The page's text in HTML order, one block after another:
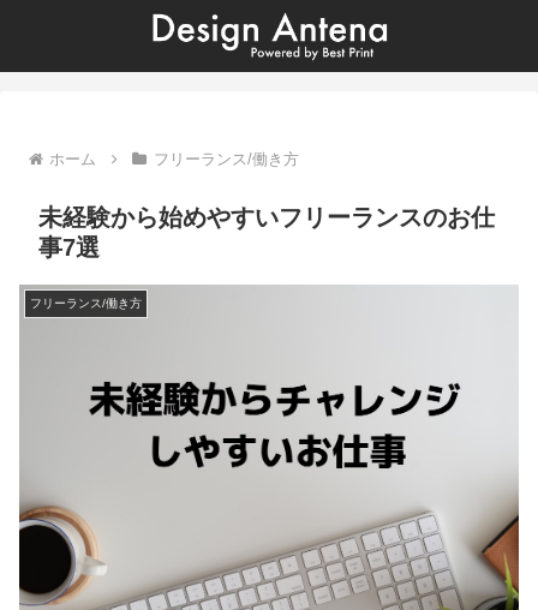
ホーム フリーランス/働き方
未経験から始めやすいフリーランスのお仕
事7選
フリーランス/働き方